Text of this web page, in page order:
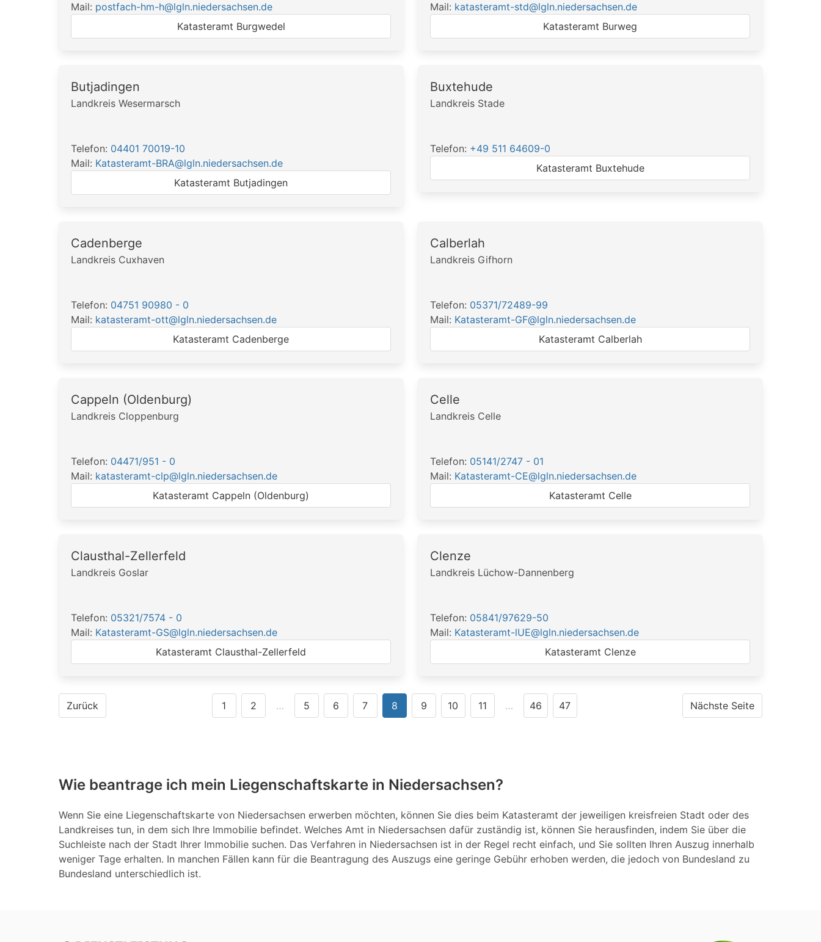
Mail: postfach-hm-h@lgln.niedersachsen.de
Katasteramt Burgwedel
Mail: katasteramt-std@lgln.niedersachsen.de
Katasteramt Burweg
Butjadingen
Landkreis Wesermarsch
Telefon: 04401 70019-10
Mail: Katasteramt-BRA@lgln.niedersachsen.de
Katasteramt Butjadingen
Buxtehude
Landkreis Stade
Telefon: +49 511 64609-0
Katasteramt Buxtehude
Cadenberge
Landkreis Cuxhaven
Telefon: 04751 90980 - 0
Mail: katasteramt-ott@lgln.niedersachsen.de
Katasteramt Cadenberge
Calberlah
Landkreis Gifhorn
Telefon: 05371/72489-99
Mail: Katasteramt-GF@lgln.niedersachsen.de
Katasteramt Calberlah
Cappeln (Oldenburg)
Landkreis Cloppenburg
Telefon: 04471/951 - 0
Mail: katasteramt-clp@lgln.niedersachsen.de
Katasteramt Cappeln (Oldenburg)
Celle
Landkreis Celle
Telefon: 05141/2747 - 01
Mail: Katasteramt-CE@lgln.niedersachsen.de
Katasteramt Celle
Clausthal-Zellerfeld
Landkreis Goslar
Telefon: 05321/7574 - 0
Mail: Katasteramt-GS@lgln.niedersachsen.de
Katasteramt Clausthal-Zellerfeld
Clenze
Landkreis Lüchow-Dannenberg
Telefon: 05841/97629-50
Mail: Katasteramt-lUE@lgln.niedersachsen.de
Katasteramt Clenze
Zurück Nächste Seite
1 2 … 5 6 7 8 9 10 11 … 46 47
Wie beantrage ich mein Liegenschaftskarte in Niedersachsen?
Wenn Sie eine Liegenschaftskarte von Niedersachsen erwerben möchten, können Sie dies beim Katasteramt der jeweiligen kreisfreien Stadt oder des
Landkreises tun, in dem sich Ihre Immobilie befindet. Welches Amt in Niedersachsen dafür zuständig ist, können Sie herausfinden, indem Sie über die
Suchleiste nach der Stadt Ihrer Immobilie suchen. Das Verfahren in Niedersachsen ist in der Regel recht einfach, und Sie sollten Ihren Auszug innerhalb
weniger Tage erhalten. In manchen Fällen kann für die Beantragung des Auszugs eine geringe Gebühr erhoben werden, die jedoch von Bundesland zu
Bundesland unterschiedlich ist.